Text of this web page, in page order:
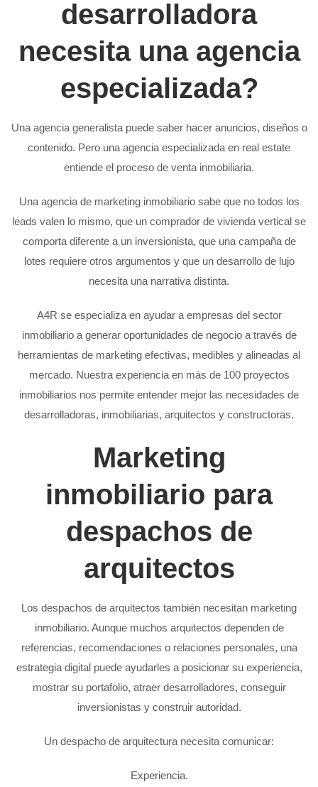
desarrolladora
necesita una agencia
especializada?
Una agencia generalista puede saber hacer anuncios, diseños o
contenido. Pero una agencia especializada en real estate
entiende el proceso de venta inmobiliaria.
Una agencia de marketing inmobiliario sabe que no todos los
leads valen lo mismo, que un comprador de vivienda vertical se
comporta diferente a un inversionista, que una campaña de
lotes requiere otros argumentos y que un desarrollo de lujo
necesita una narrativa distinta.
A4R se especializa en ayudar a empresas del sector
inmobiliario a generar oportunidades de negocio a través de
herramientas de marketing efectivas, medibles y alineadas al
mercado. Nuestra experiencia en más de 100 proyectos
inmobiliarios nos permite entender mejor las necesidades de
desarrolladoras, inmobiliarias, arquitectos y constructoras.
Marketing
inmobiliario para
despachos de
arquitectos
Los despachos de arquitectos también necesitan marketing
inmobiliario. Aunque muchos arquitectos dependen de
referencias, recomendaciones o relaciones personales, una
estrategia digital puede ayudarles a posicionar su experiencia,
mostrar su portafolio, atraer desarrolladores, conseguir
inversionistas y construir autoridad.
Un despacho de arquitectura necesita comunicar:
Experiencia.